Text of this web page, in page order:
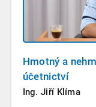
Hmotný a
účetnictví
Ing. Jiří Klíma